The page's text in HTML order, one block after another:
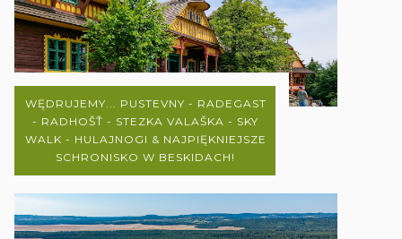
WĘDRUJEMY... PUSTEVNY - RADEGAST
- RADHOŠŤ - STEZKA VALAŠKA - SKY
WALK - HULAJNOGI & NAJPIĘKNIEJSZE
SCHRONISKO W BESKIDACH!